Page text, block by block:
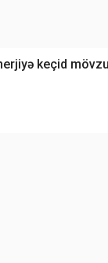
keçid